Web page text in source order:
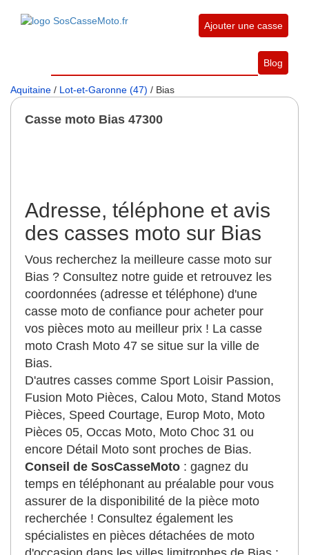
Ajouter une casse
Blog
Aquitaine / Lot-et-Garonne (47) / Bias
Casse moto Bias 47300
Adresse, téléphone et avis
des casses moto sur Bias
Vous recherchez la meilleure casse moto sur
Bias ? Consultez notre guide et retrouvez les
coordonnées (adresse et téléphone) d'une
casse moto de confiance pour acheter pour
vos pièces moto au meilleur prix ! La casse
moto Crash Moto 47 se situe sur la ville de
Bias.
D'autres casses comme Sport Loisir Passion,
Fusion Moto Pièces, Calou Moto, Stand Motos
Pièces, Speed Courtage, Europ Moto, Moto
Pièces 05, Occas Moto, Moto Choc 31 ou
encore Détail Moto sont proches de Bias.
Conseil de SosCasseMoto : gagnez du
temps en téléphonant au préalable pour vous
assurer de la disponibilité de la pièce moto
recherchée ! Consultez également les
spécialistes en pièces détachées de moto